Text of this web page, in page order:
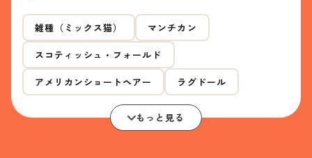
雑種（ミックス猫） マンチカン
スコティッシュ・フォールド
アメリカンショートヘアー ラグドール
もっと見る